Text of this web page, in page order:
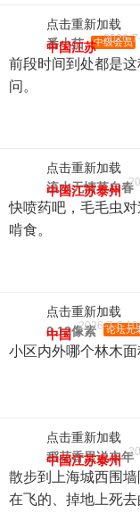
点击重新加载
番小茄 中级会员
2026-
中国江苏
前段时间到处都是
问。
点击重新加载
流水无情草自春
中国江苏泰州
快喷药吧，毛毛虫
啃食。
点击重新加载
0.12像素 论坛元
2026-7-5
中国
小区内外哪个林木面
点击重新加载
稻花香里说丰年
中国江苏泰州
散步到上海城西围墙
在飞的、掉地上死去